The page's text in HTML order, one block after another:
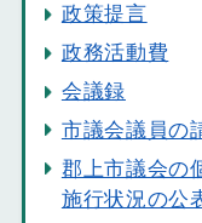
政策提言
政務活動費
会議録
市議会議員の
郡上市議会の
施行状況の公